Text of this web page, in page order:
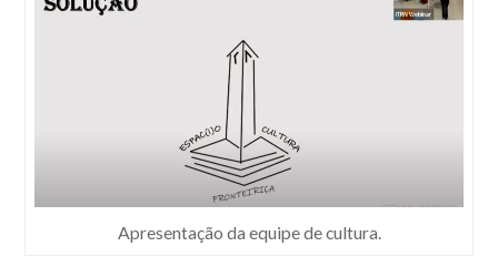
Apresentação da equipe de cultura.